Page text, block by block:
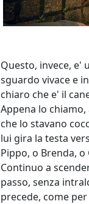
Questo, invece, e'
sguardo vivace e
chiaro che e' il
Appena lo
che lo stavano
lui gira la testa
Pippo, o Brenda,
Continuo a
passo, senza
precede, come